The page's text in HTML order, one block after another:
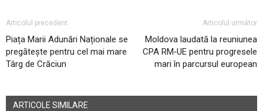
Articolul precedent
Piața Marii Adunări Naționale se
pregătește pentru cel mai mare
Târg de Crăciun
Articolul următor
Moldova laudată la reuniunea
CPA RM‑UE pentru progresele
mari în parcursul european
ARTICOLE SIMILARE